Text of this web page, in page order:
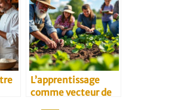
L’apprentissage
comme vecteur de